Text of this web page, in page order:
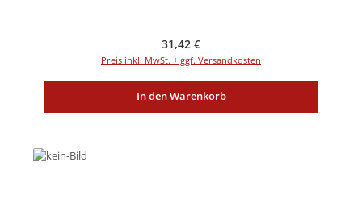
Regulärer Preis:
31,42 €
Preis inkl. MwSt. + ggf. Versandkosten
In den Warenkorb